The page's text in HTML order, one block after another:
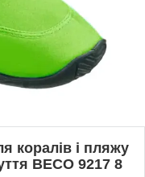
коралів і пляжу
BECO 9217 8